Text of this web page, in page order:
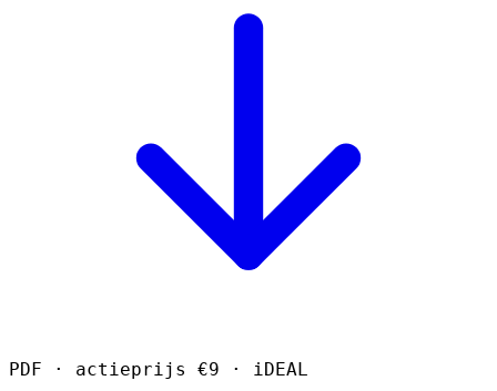
PDF · actieprijs €9 · iDEAL